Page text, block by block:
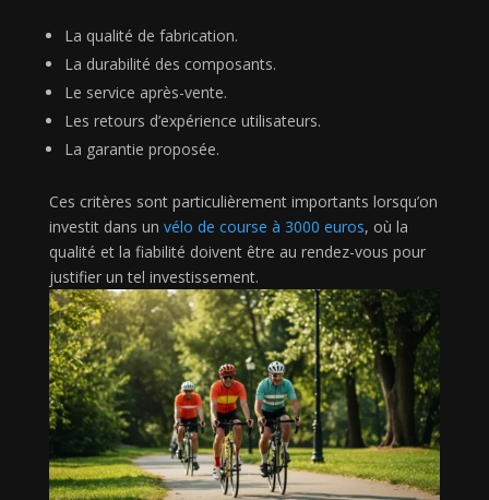
La qualité de fabrication.
La durabilité des composants.
Le service après-vente.
Les retours d’expérience utilisateurs.
La garantie proposée.
Ces critères sont particulièrement importants lorsqu’on
investit dans un vélo de course à 3000 euros, où la
qualité et la fiabilité doivent être au rendez-vous pour
justifier un tel investissement.